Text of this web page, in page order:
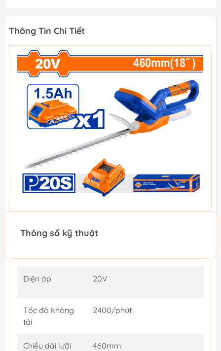
Thông Tin Chi Tiết
Thông số kỹ thuật
Điện áp 20V
Tốc độ không
tải
2400/phút
Chiều dài lưỡi
460mm